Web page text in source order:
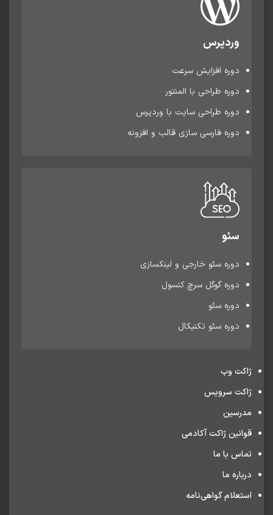
وردپرس
دوره افزایش سرعت
دوره طراحی با المنتور
دوره طراحی سایت با وردپرس
دوره فارسی سازی قالب و افزونه
سئو
دوره سئو خارجی و لینکسازی
دوره گوگل سرچ کنسول
دوره سئو
دوره سئو تکنیکال
ژاکت وب
ژاکت سرویس
مدرسین
قوانین ژاکت آکادمی
تماس با ما
درباره ما
استعلام گواهی‌نامه